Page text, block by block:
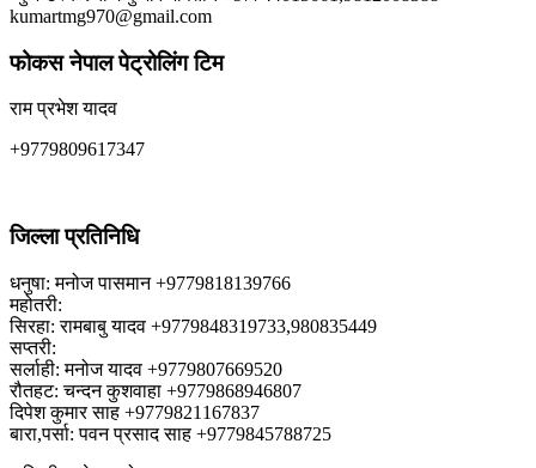
kumartmg970@gmail.com
फोकस नेपाल पेट्रोलिंग टिम
राम प्रभेश यादव
+9779809617347
जिल्ला प्रतिनिधि
धनुषा: मनोज पासमान +9779818139766
महोतरी:
सिरहा: रामबाबु यादव +9779848319733,980835449
सप्तरी:
सर्लाही: मनोज यादव +9779807669520
रौतहट: चन्दन कुशवाहा +9779868946807
दिपेश कुमार साह +9779821167837
बारा,पर्सा: पवन प्रसाद साह +9779845788725